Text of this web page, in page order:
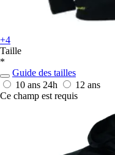
+4
Taille
*
Guide des tailles
10 ans 24h
12 ans
Ce champ est requis